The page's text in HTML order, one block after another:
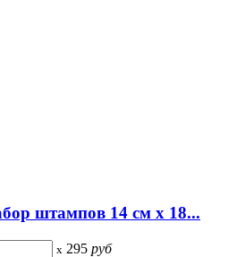
штампов 14 см х 18...
x 295 руб